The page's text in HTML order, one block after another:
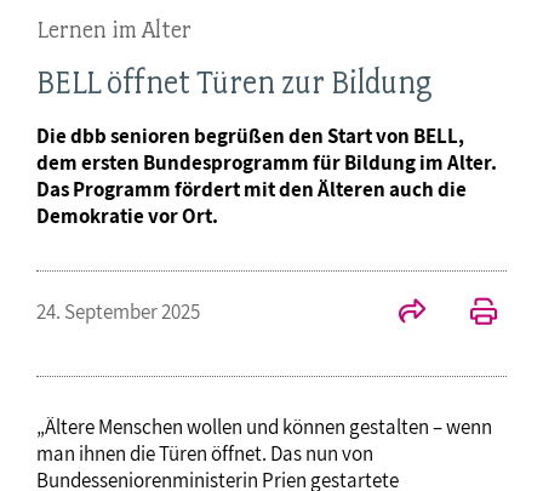
Lernen im Alter
BELL öffnet Türen zur Bildung
Die dbb senioren begrüßen den Start von BELL,
dem ersten Bundesprogramm für Bildung im Alter.
Das Programm fördert mit den Älteren auch die
Demokratie vor Ort.
24. September 2025
„Ältere Menschen wollen und können gestalten – wenn
man ihnen die Türen öffnet. Das nun von
Bundesseniorenministerin Prien gestartete